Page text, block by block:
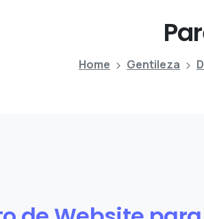
Home Gentileza